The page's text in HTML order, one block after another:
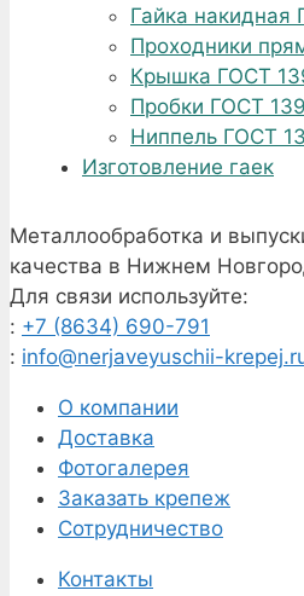
Гайка накидная
Проходники
Крышка ГОСТ
Пробки ГОСТ
Ниппель ГОСТ
Изготовление гаек
Металлообработка и
качества в Нижнем
Для связи используйте:
: +7 (8634) 690-791
: info@nerjaveyuschii-
О компании
Доставка
Фотогалерея
Заказать крепеж
Сотрудничество
Контакты